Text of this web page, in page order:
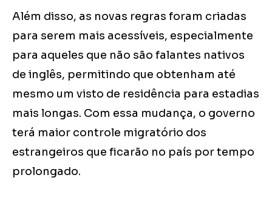
Além disso, as novas regras foram criadas
para serem mais acessíveis, especialmente
para aqueles que não são falantes nativos
de inglês, permitindo que obtenham até
mesmo um visto de residência para estadias
mais longas. Com essa mudança, o governo
terá maior controle migratório dos
estrangeiros que ficarão no país por tempo
prolongado.